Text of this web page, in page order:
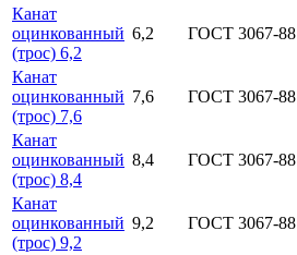
Канат
оцинкованный
(трос) 6,2
6,2 ГОСТ 3067-88
Канат
оцинкованный
(трос) 7,6
7,6 ГОСТ 3067-88
Канат
оцинкованный
(трос) 8,4
8,4 ГОСТ 3067-88
Канат
оцинкованный
(трос) 9,2
9,2 ГОСТ 3067-88